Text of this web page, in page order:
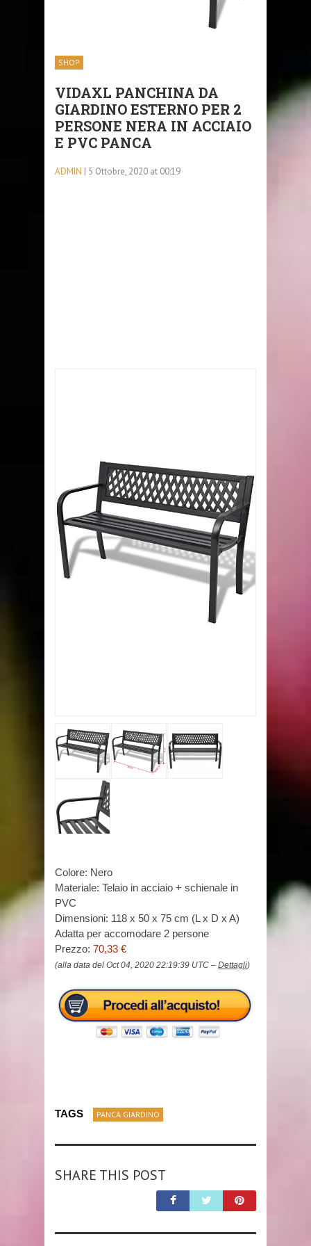
SHOP
VIDAXL PANCHINA DA
GIARDINO ESTERNO PER 2
PERSONE NERA IN ACCIAIO
E PVC PANCA
ADMIN | 5 Ottobre, 2020 at 00:19
Colore: Nero
Materiale: Telaio in acciaio + schienale in
PVC
Dimensioni: 118 x 50 x 75 cm (L x D x A)
Adatta per accomodare 2 persone
Prezzo: 70,33 €
(alla data del Oct 04, 2020 22:19:39 UTC – Dettagli)
TAGS PANCA GIARDINO
SHARE THIS POST